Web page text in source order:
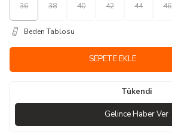
36 38 40 42 44 46
Beden Tablosu
SEPETE EKLE
Tükendi
Gelince Haber Ver